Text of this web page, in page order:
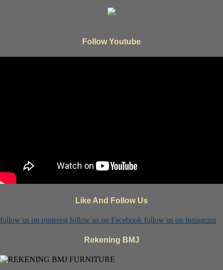
Follow Youtube
Like And Follow Us
follow us on pinterest follow us on Facebook follow us on Instagram
Rekening BMJ